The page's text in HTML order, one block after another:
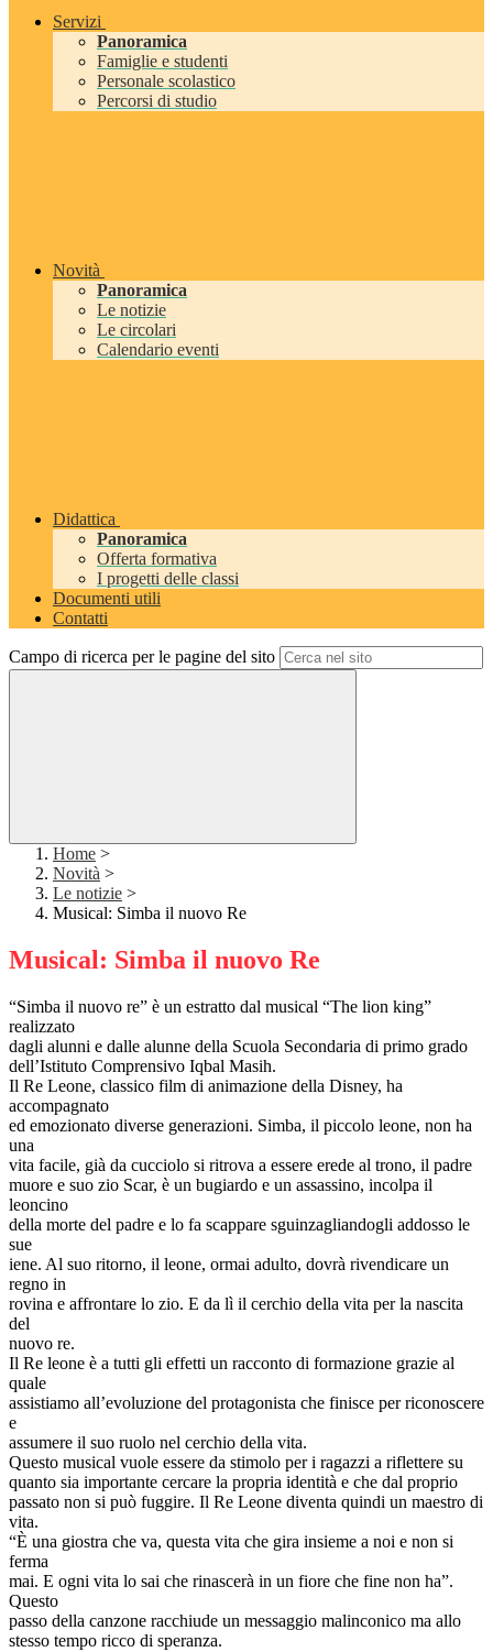
Servizi
Panoramica
Famiglie e studenti
Personale scolastico
Percorsi di studio
Novità
Panoramica
Le notizie
Le circolari
Calendario eventi
Didattica
Panoramica
Offerta formativa
I progetti delle classi
Documenti utili
Contatti
Campo di ricerca per le pagine del sito
Home >
Novità >
Le notizie >
Musical: Simba il nuovo Re
Musical: Simba il nuovo Re
“Simba il nuovo re” è un estratto dal musical “The lion king”
realizzato
dagli alunni e dalle alunne della Scuola Secondaria di primo grado
dell’Istituto Comprensivo Iqbal Masih.
Il Re Leone, classico film di animazione della Disney, ha
accompagnato
ed emozionato diverse generazioni. Simba, il piccolo leone, non ha
una
vita facile, già da cucciolo si ritrova a essere erede al trono, il padre
muore e suo zio Scar, è un bugiardo e un assassino, incolpa il
leoncino
della morte del padre e lo fa scappare sguinzagliandogli addosso le
sue
iene. Al suo ritorno, il leone, ormai adulto, dovrà rivendicare un
regno in
rovina e affrontare lo zio. E da lì il cerchio della vita per la nascita
del
nuovo re.
Il Re leone è a tutti gli effetti un racconto di formazione grazie al
quale
assistiamo all’evoluzione del protagonista che finisce per riconoscere
e
assumere il suo ruolo nel cerchio della vita.
Questo musical vuole essere da stimolo per i ragazzi a riflettere su
quanto sia importante cercare la propria identità e che dal proprio
passato non si può fuggire. Il Re Leone diventa quindi un maestro di
vita.
“È una giostra che va, questa vita che gira insieme a noi e non si
ferma
mai. E ogni vita lo sai che rinascerà in un fiore che fine non ha”.
Questo
passo della canzone racchiude un messaggio malinconico ma allo
stesso tempo ricco di speranza.